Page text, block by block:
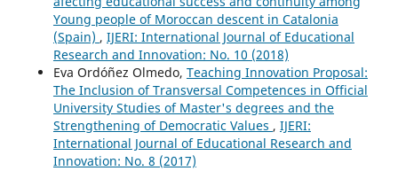
Young people of Moroccan descent in Catalonia
(Spain) , IJERI: International Journal of Educational
Research and Innovation: No. 10 (2018)
Eva Ordóñez Olmedo, Teaching Innovation Proposal:
The Inclusion of Transversal Competences in Official
University Studies of Master's degrees and the
Strengthening of Democratic Values , IJERI:
International Journal of Educational Research and
Innovation: No. 8 (2017)